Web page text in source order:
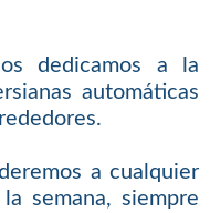
dedicamos a la
automáticas
a cualquier
semana, siempre